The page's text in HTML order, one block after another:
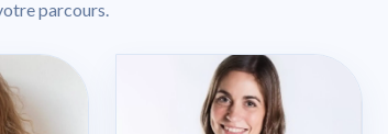
parcours.